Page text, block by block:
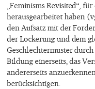
„Feminisms Revisited“,
herausgearbeitet haben
den Aufsatz mit der
der Lockerung und dem
Geschlechtermuster
Bildung einerseits, das
andererseits
berücksichtigen.